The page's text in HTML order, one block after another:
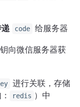
code 给服务器
向微信服务器获
进行关联，存储
redis ）中